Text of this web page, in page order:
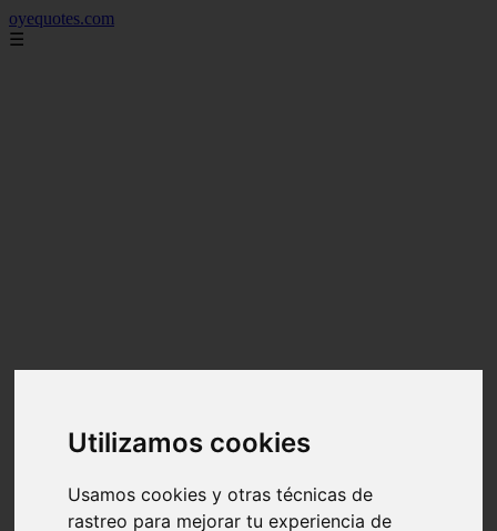
Utilizamos cookies
Usamos cookies y otras técnicas de
rastreo para mejorar tu experiencia de
oyequotes.com
☰